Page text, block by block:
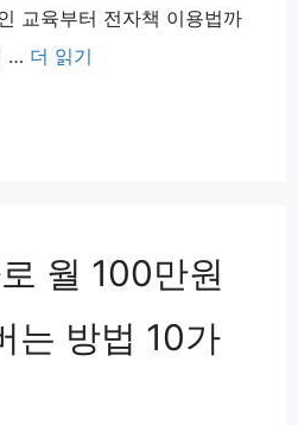
교육부터 전자책 이용법까
… 더 읽기
월 100만원
는 방법 10가